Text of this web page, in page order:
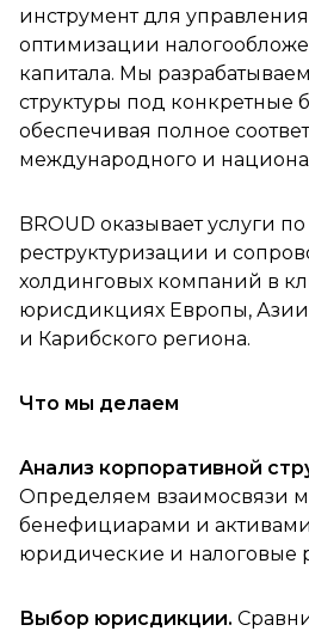
инструмент для
оптимизации
капитала. Мы
структуры под конкретные
обеспечивая полное
международного и
BROUD оказывает услуги
реструктуризации и
холдинговых компаний в
юрисдикциях Европы,
и Карибского региона.
Что мы делаем
Анализ корпоративной
Определяем взаимосвязи
бенефициарами и
юридические и налоговые
Выбор юрисдикции.